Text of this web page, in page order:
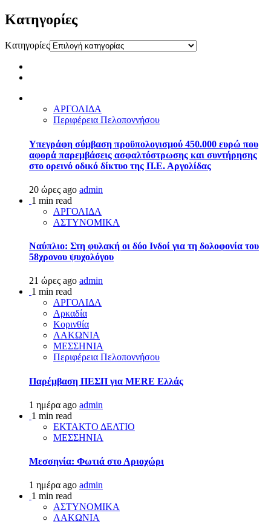
Kατηγορίες
Kατηγορίες
ΑΡΓΟΛΙΔΑ
Περιφέρεια Πελοποννήσου
Υπεγράφη σύμβαση προϋπολογισμού 450.000 ευρώ που
αφορά παρεμβάσεις ασφαλτόστρωσης και συντήρησης
στο ορεινό οδικό δίκτυο της Π.Ε. Αργολίδας
20 ώρες ago admin
1 min read
ΑΡΓΟΛΙΔΑ
ΑΣΤΥΝΟΜΙΚΑ
Ναύπλιο: Στη φυλακή οι δύο Ινδοί για τη δολοφονία του
58χρονου ψυχολόγου
21 ώρες ago admin
1 min read
ΑΡΓΟΛΙΔΑ
Αρκαδία
Κορινθία
ΛΑΚΩΝΙΑ
ΜΕΣΣΗΝΙΑ
Περιφέρεια Πελοποννήσου
Παρέμβαση ΠΕΣΠ για MERE Ελλάς
1 ημέρα ago admin
1 min read
ΕΚΤΑΚΤΟ ΔΕΛΤΙΟ
ΜΕΣΣΗΝΙΑ
Μεσσηνία: Φωτιά στο Αριοχώρι
1 ημέρα ago admin
1 min read
ΑΣΤΥΝΟΜΙΚΑ
ΛΑΚΩΝΙΑ